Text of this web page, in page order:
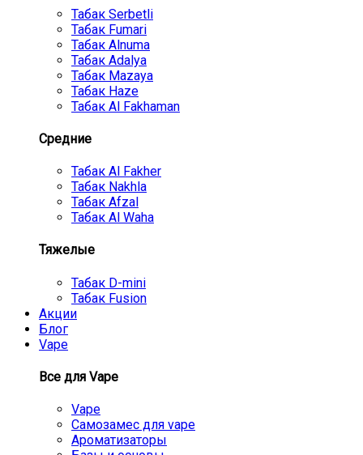
Табак Serbetli
Табак Fumari
Табак Alnuma
Табак Adalya
Табак Mazaya
Табак Haze
Табак Al Fakhaman
Средние
Табак Al Fakher
Табак Nakhla
Табак Afzal
Табак Al Waha
Тяжелые
Табак D-mini
Табак Fusion
Акции
Блог
Vape
Все для Vape
Vape
Самозамес для vape
Ароматизаторы